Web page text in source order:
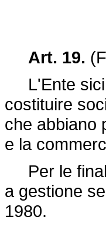
Art. 19.
L'Ente
costituire
che abbiano
e la
Per le
a gestione
1980.